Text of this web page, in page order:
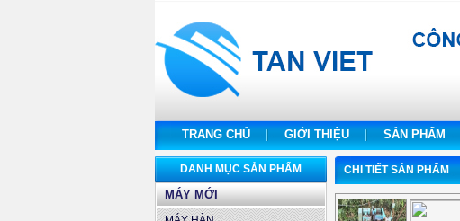
TRANG CHỦ GIỚI THIỆU SẢN PHẨM
DANH MỤC SẢN PHẨM
MÁY MỚI
CHI TIẾT SẢN PHẨM